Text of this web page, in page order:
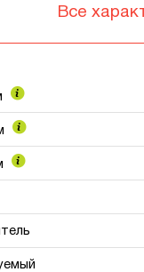
Все